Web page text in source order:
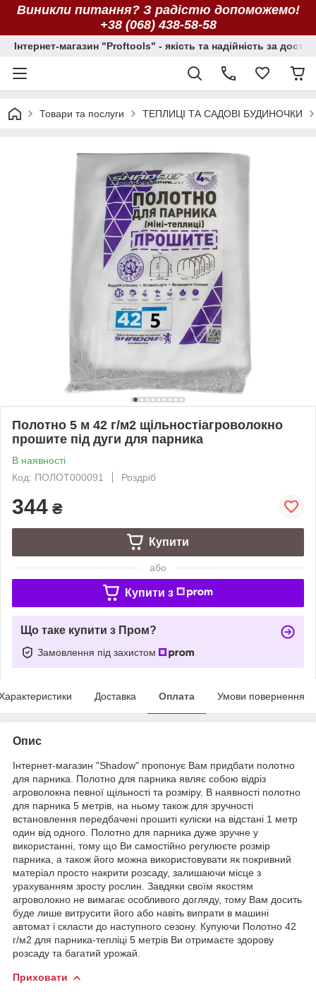
Виникли питання? З радістю допоможемо!
+38 (068) 438-58-58
Інтернет-магазин "Proftools" - якість та надійність за
Товари та послуги ТЕПЛИЦІ ТА САДОВІ БУДИНОЧКИ
Полотно 5 м 42 г/м2 щільностіагроволокно
прошите під дуги для парника
В наявності
Код: ПОЛОТ000091
Роздріб
344 ₴
Купити
або
Купити з
Що таке купити з Пром?
Замовлення під захистом
Доставка Оплата Умови повернення
Опис
Інтернет-магазин "Shadow" пропонує Вам придбати полотно
для парника. Полотно для парника являє собою відріз
агроволокна певної щільності та розміру. В наявності полотно
для парника 5 метрів, на ньому також для зручності
встановлення передбачені прошиті куліски на відстані 1 метр
один від одного. Полотно для парника дуже зручне у
використанні, тому що Ви самостійно регулюєте розмір
парника, а також його можна використовувати як покривний
матеріал просто накрити розсаду, залишаючи місце з
урахуванням зросту рослин. Завдяки своїм якостям
агроволокно не вимагає особливого догляду, тому Вам досить
буде лише витрусити його або навіть випрати в машині
автомат і скласти до наступного сезону. Купуючи Полотно 42
г/м2 для парника-тепліці 5 метрів Ви отримаєте здорову
розсаду та багатий урожай.
Приховати